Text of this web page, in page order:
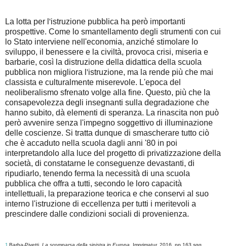
La lotta per l 'istruzione pubblica ha però importanti
prospettive. Come lo smantellamento degli strumenti con cui
lo Stato interviene nell'economia, anziché stimolare lo
sviluppo, il benessere e la civiltà, provoca crisi, miseria e
barbarie, così la distruzione della didattica della scuola
pubblica non migliora l 'istruzione, ma la rende più che mai
classista e culturalmente miserevole. L'epoca del
neoliberalismo sfrenato volge alla fine. Questo, più che la
consapevolezza degli insegnanti sulla degradazione che
hanno subito, dà elementi di speranza. La rinascita non può
però avvenire senza l'impegno soggettivo di illuminazione
delle coscienze. Si tratta dunque di smascherare tutto ciò
che è accaduto nella scuola dagli anni '80 in poi
interpretandolo alla luce del progetto di privatizzazione della
società, di constatarne le conseguenze devastanti, di
ripudiarlo, tenendo ferma la necessità di una scuola
pubblica che offra a tutti, secondo le loro capacità
intellettuali, la preparazione teorica e che conservi al suo
interno l'istruzione di eccellenza per tutti i meritevoli a
prescindere dalle condizioni sociali di provenienza.